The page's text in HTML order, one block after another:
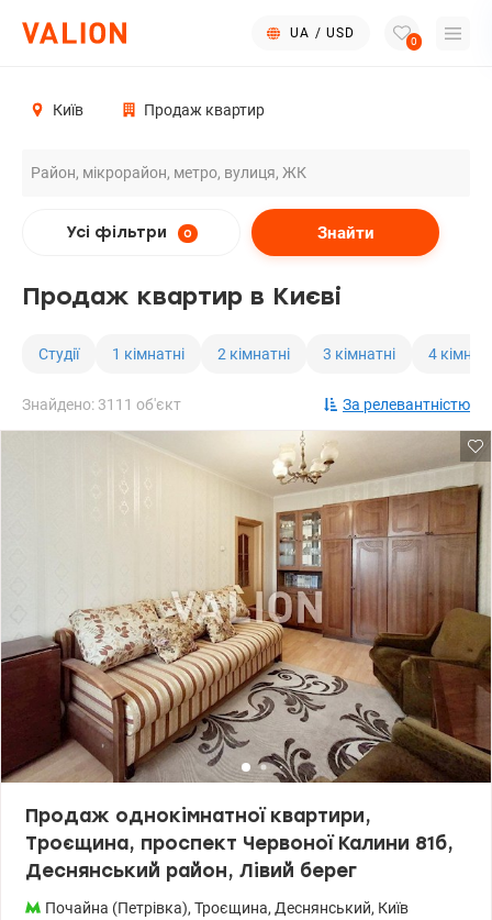
UA / USD
0
Київ Продаж квартир
Усі фільтри 0 Знайти
Продаж квартир в Києві
Студії 1 кімнатні 2 кімнатні 3 кімнатні 4
Знайдено: 3111 об'єкт За релевантністю
Продаж однокімнатної квартири,
Троєщина, проспект Червоної Калини 81б,
Деснянський район, Лівий берег
Почайна (Петрівка), Троєщина, Деснянський, Київ